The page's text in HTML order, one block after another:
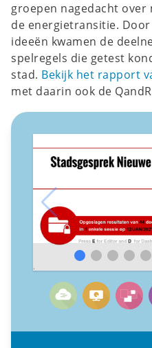
groepen nagedacht
de energietransitie.
ideeën kwamen de
spelregels die getest
stad. Bekijk het rapport
met daarin ook de